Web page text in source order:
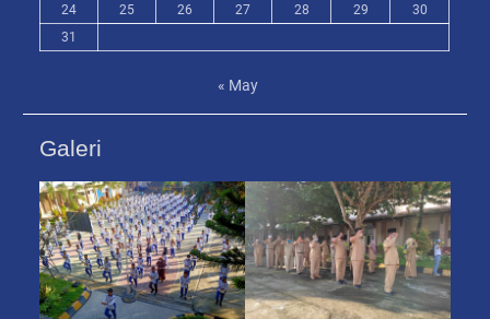
24
25 26 27 28 29
30
31
« May
Galeri